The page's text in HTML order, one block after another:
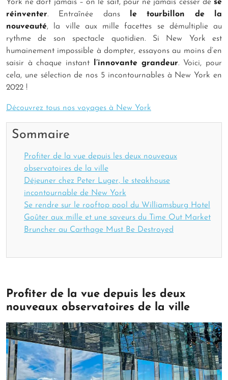
York ne dort jamais – on le sait, pour ne jamais cesser de se
réinventer. Entraînée dans
le tourbillon de la
nouveauté, la ville aux mille facettes se démultiplie au
rythme de son spectacle quotidien. Si New York est
humainement impossible à dompter, essayons au moins d’en
saisir à chaque instant
l’innovante grandeur. Voici, pour
cela, une sélection de nos 5 incontournables à New York en
2022 !
Découvrez tous nos voyages à New York
Sommaire
Profiter de la vue depuis les deux nouveaux
observatoires de la ville
Déjeuner chez Peter Luger, le steakhouse
incontournable de New York
Se rendre sur le rooftop pool du Williamsburg Hotel
Goûter aux mille et une saveurs du Time Out Market
Bruncher au Carthage Must Be Destroyed
Profiter de la vue depuis les deux
nouveaux observatoires de la ville